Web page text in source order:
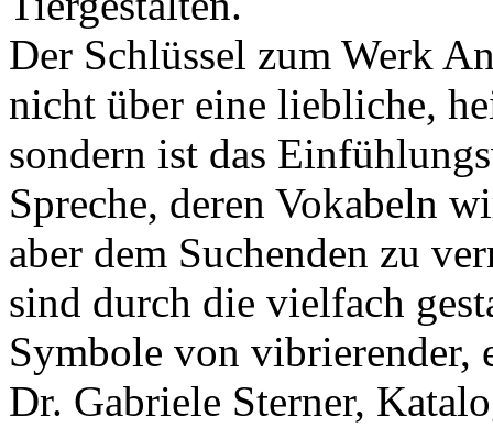
Der Schlüssel zum Werk
nicht über eine liebliche,
sondern ist das
Spreche, deren Vokabeln
aber dem Suchenden zu
sind durch die vielfach
Symbole von vibrierender,
Dr. Gabriele Sterner,